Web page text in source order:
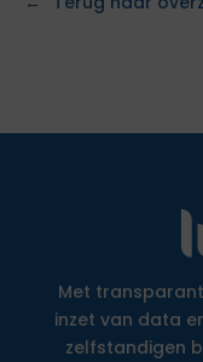
Met
inzet van data
zelfstandigen